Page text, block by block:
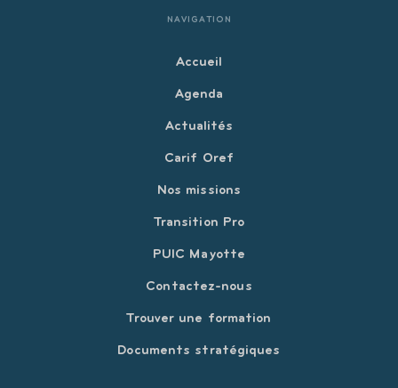
NAVIGATION
Accueil
Agenda
Actualités
Carif Oref
Nos missions
Transition Pro
PUIC Mayotte
Contactez-nous
Trouver une formation
Documents stratégiques